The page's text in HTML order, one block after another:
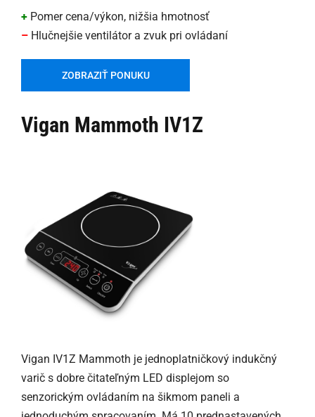
+ Pomer cena/výkon, nižšia hmotnosť
– Hlučnejšie ventilátor a zvuk pri ovládaní
ZOBRAZIŤ PONUKU
Vigan Mammoth IV1Z
Vigan IV1Z Mammoth je jednoplatničkový indukčný
varič s dobre čitateľným LED displejom so
senzorickým ovládaním na šikmom paneli a